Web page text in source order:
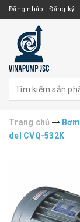
Đăng nhập Đăng ký
Trang chủ
del CVQ-532K